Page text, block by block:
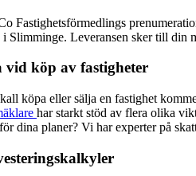
Fastighetsförmedlings
i Slimminge. Leveransen sker till din
köp av fastigheter
köpa eller sälja en fastighet
har starkt stöd av flera olika
dina planer? Vi har experter på